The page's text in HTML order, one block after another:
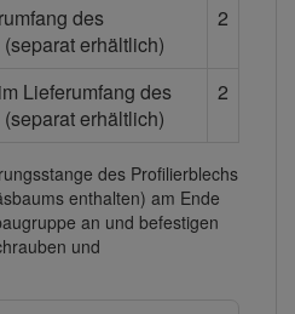
des
erhältlich)
2
Lieferumfang des
erhältlich)
2
des Profilierblechs
enthalten) am Ende
an und befestigen
und